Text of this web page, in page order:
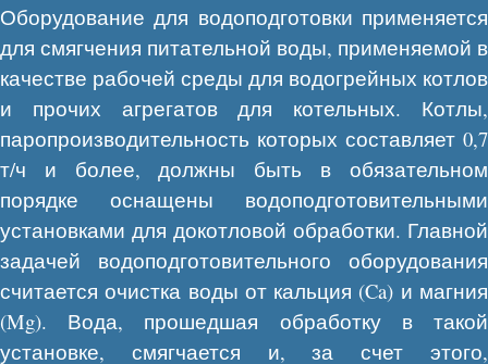
Оборудование для водоподготовки применяется
для смягчения питательной воды, применяемой в
качестве рабочей среды для водогрейных котлов
и прочих агрегатов для котельных. Котлы,
паропроизводительность которых составляет 0,7
т/ч и более, должны быть в обязательном
порядке оснащены водоподготовительными
установками для докотловой обработки. Главной
задачей водоподготовительного оборудования
считается очистка воды от кальция (Ca) и магния
(Mg). Вода, прошедшая обработку в такой
установке, смягчается и, за счет этого,